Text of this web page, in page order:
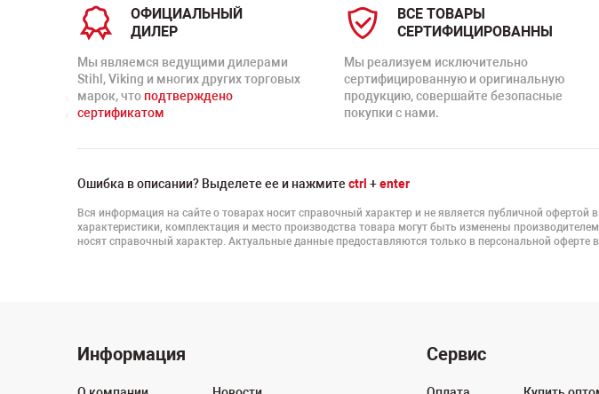
ОФИЦИАЛЬНЫЙ
ДИЛЕР
Мы являемся ведущими дилерами
Stihl, Viking и многих других торговых
марок, что подтверждено
сертификатом
ВСЕ ТОВАРЫ
СЕРТИФИЦИРОВАННЫ
Мы реализуем исключительно
сертифицированную и оригинальную
продукцию, совершайте безопасные
покупки с нами.
Ошибка в описании? Выделете ее и нажмите ctrl +enter
Вся информация на сайте о товарах носит справочный характер и не является публичной
характеристики, комплектация и место производства товара могут быть изменены
носят справочный характер. Актуальные данные предоставляются только в персональной оферте
Информация Сервис